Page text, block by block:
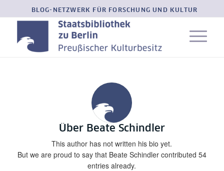
BLOG-NETZWERK FÜR FORSCHUNG UND KULTUR
Über Beate Schindler
This author has not written his bio yet.
But we are proud to say that Beate Schindlercontributed 54
entries already.